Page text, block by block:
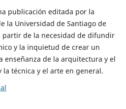
publicación editada por la
la Universidad de Santiago de
partir de la necesidad de difundir
y la inquietud de crear un
enseñanza de la arquitectura y el
técnica y el arte en general.